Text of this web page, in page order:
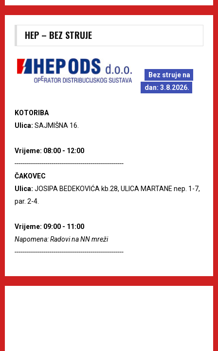
HEP – BEZ STRUJE
Bez struje na
dan: 3.8.2026.
KOTORIBA
Ulica: SAJMIŠNA 16.
Vrijeme: 08:00 - 12:00
--------------------------------------------------------
ČAKOVEC
Ulica: JOSIPA BEDEKOVIĆA kb.28, ULICA MARTANE nep. 1-7,
par. 2-4.
Vrijeme: 09:00 - 11:00
Napomena: Radovi na NN mreži
--------------------------------------------------------